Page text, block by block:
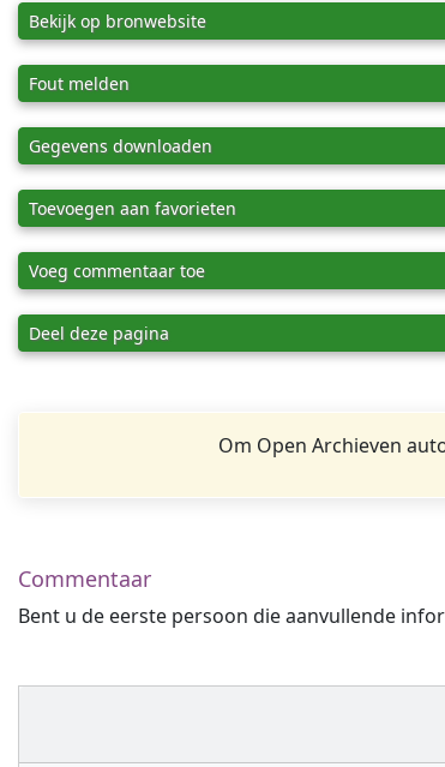
Bekijk op bronwebsite
Fout melden
Gegevens downloaden
Toevoegen aan favorieten
Voeg commentaar toe
Deel deze pagina
Om Open Archieven
Commentaar
Bent u de eerste persoon die aanvullende